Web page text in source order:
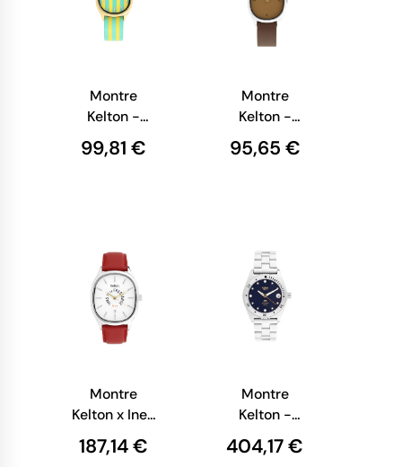
Montre
Kelton -
Colorama -
Citron et
99,81 €
Montre
Kelton -
Colorama -
Double
95,65 €
Montre
Kelton x Ines
de la
Fressange
187,14 €
Montre
Kelton -
1955 - Mini
Navy -
404,17 €